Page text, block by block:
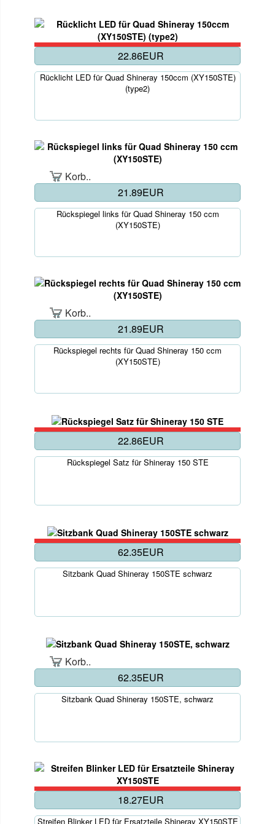
22.86EUR
Rücklicht LED für Quad Shineray 150ccm (XY150STE)
(type2)
Korb..
21.89EUR
Rückspiegel links für Quad Shineray 150 ccm
(XY150STE)
Korb..
21.89EUR
Rückspiegel rechts für Quad Shineray 150 ccm
(XY150STE)
22.86EUR
Rückspiegel Satz für Shineray 150 STE
62.35EUR
Sitzbank Quad Shineray 150STE schwarz
Korb..
62.35EUR
Sitzbank Quad Shineray 150STE, schwarz
18.27EUR
Streifen Blinker LED für Ersatzteile Shineray XY150STE